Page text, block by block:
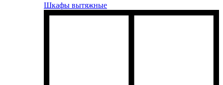
Шкафы вытяжные